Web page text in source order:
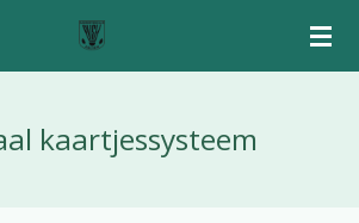
kaartjessysteem